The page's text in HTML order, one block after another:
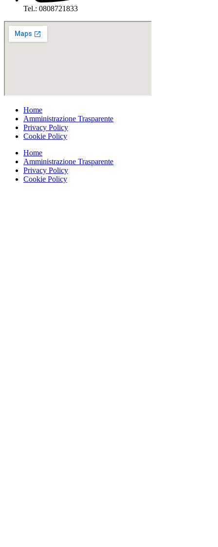
Tel.: 0808721833
Home
Amministrazione Trasparente
Privacy Policy
Cookie Policy
Home
Amministrazione Trasparente
Privacy Policy
Cookie Policy